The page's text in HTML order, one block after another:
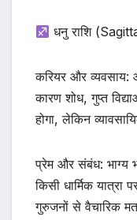
धनु राशि
करियर और
कारण शोध, गुप्त
होगा, लेकिन
प्रेम और संबंध: भाग्य
किसी धार्मिक
गुरुजनों से वैचारिक